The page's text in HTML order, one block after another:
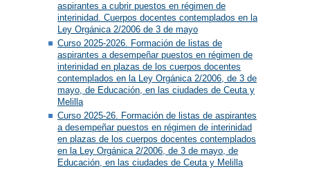
aspirantes a cubrir puestos en régimen de
interinidad. Cuerpos docentes contemplados en la
Ley Orgánica 2/2006 de 3 de mayo
Curso 2025-2026. Formación de listas de
aspirantes a desempeñar puestos en régimen de
interinidad en plazas de los cuerpos docentes
contemplados en la Ley Orgánica 2/2006, de 3 de
mayo, de Educación, en las ciudades de Ceuta y
Melilla
Curso 2025-26. Formación de listas de aspirantes
a desempeñar puestos en régimen de interinidad
en plazas de los cuerpos docentes contemplados
en la Ley Orgánica 2/2006, de 3 de mayo, de
Educación, en las ciudades de Ceuta y Melilla